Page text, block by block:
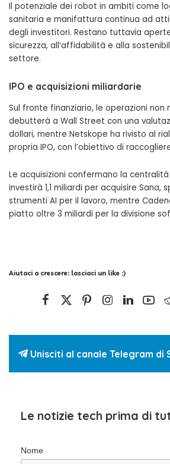
Il potenziale dei robot in ambiti come
sanitaria e manifattura continua ad
degli investitori. Restano tuttavia
sicurezza, all’affidabilità e alla
settore.
IPO e acquisizioni miliardarie
Sul fronte finanziario, le operazioni non
debutterà a Wall Street con una
dollari, mentre Netskope ha rivisto al
propria IPO, con l’obiettivo di
Le acquisizioni confermano la centralità
investirà 1,1 miliardi per acquisire Sana,
strumenti AI per il lavoro, mentre
piatto oltre 3 miliardi per la divisione
Aiutaci a crescere: lasciaci un like :)
Unisciti al canale Telegram di
Le notizie tech prima di
Nome